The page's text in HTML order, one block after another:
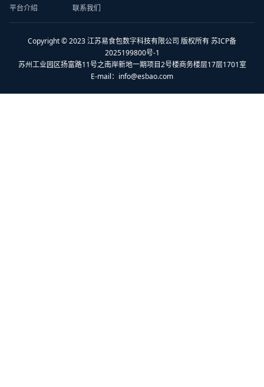
平台介绍 联系我们
Copyright © 2023 江苏易食包数字科技有限公司 版权所有 苏ICP备
2025199800号-1
苏州工业园区扬富路11号之南岸新地一期项目2号楼商务楼层17层1701室
E-mail： info@esbao.com